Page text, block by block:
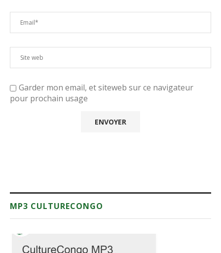
Garder mon email, et siteweb sur ce navigateur
pour prochain usage
MP3 CULTURECONGO